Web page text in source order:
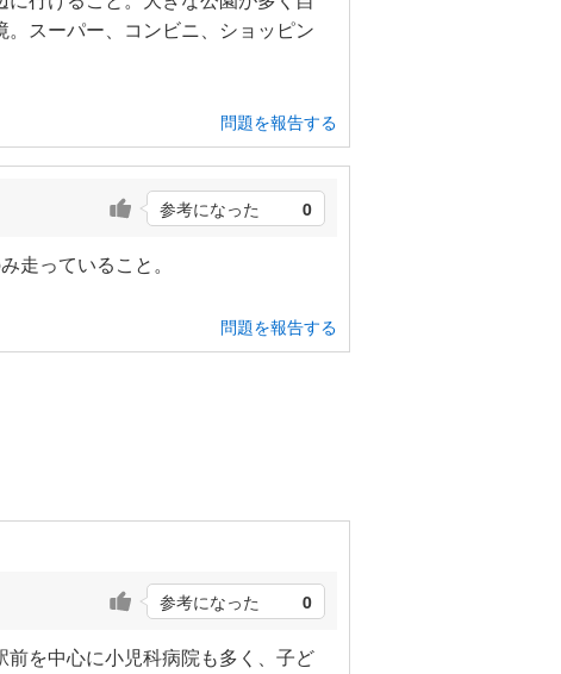
スーパー、コンビニ、ショッピン
問題を報告する
参考になった 0
走っていること。
問題を報告する
参考になった 0
を中心に小児科病院も多く、子ど